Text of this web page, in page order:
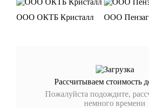
ООО ОКТБ Кристалл ООО
Рассчитываем стоимость
Пожалуйста подождите,
немного времени